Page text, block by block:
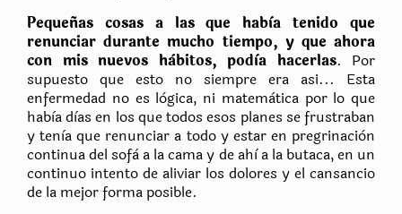
Pequeñas cosas a las que habìa tenido que
renunciar durante mucho tiempo, y que ahora
con mis nuevos hàbitos, podìa hacerlas. Por
supuesto que esto no siempre era asi... Esta
enfermedad no es lògica, ni matemàtica por lo que
habìa dìas en los que todos esos planes se frustraban
y tenìa que renunciar a todo y estar en pregrinaciòn
continua del sofà a la cama y de ahì a la butaca, en un
continuo intento de aliviar los dolores y el cansancio
de la mejor forma posible.